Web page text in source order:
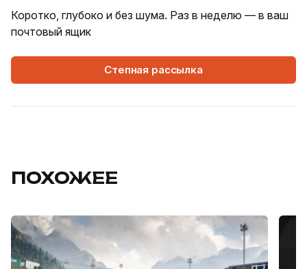
Коротко, глубоко и без шума. Раз в неделю — в ваш
почтовый ящик
Степная рассылка
ПОХОЖЕЕ